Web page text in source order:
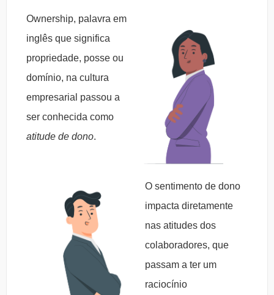
Ownership, palavra em
inglês que significa
propriedade, posse ou
domínio, na cultura
empresarial passou a
ser conhecida como
atitude de dono.
O sentimento de dono
impacta diretamente
nas atitudes dos
colaboradores, que
passam a ter um
raciocínio